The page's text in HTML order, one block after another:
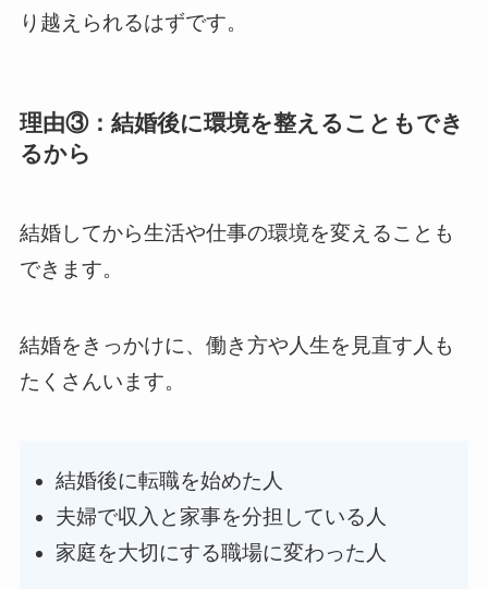
り越えられるはずです。
理由③：結婚後に環境を整えることもでき
るから
結婚してから生活や仕事の環境を変えることも
できます。
結婚をきっかけに、働き方や人生を見直す人も
たくさんいます。
結婚後に転職を始めた人
夫婦で収入と家事を分担している人
家庭を大切にする職場に変わった人